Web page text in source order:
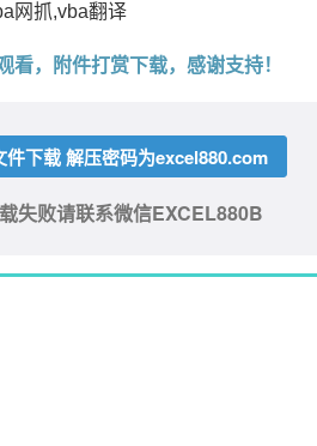
网抓,vba翻译
看，附件打赏下载，感谢支持！
件下载 解压密码为excel880.com
失败请联系微信EXCEL880B